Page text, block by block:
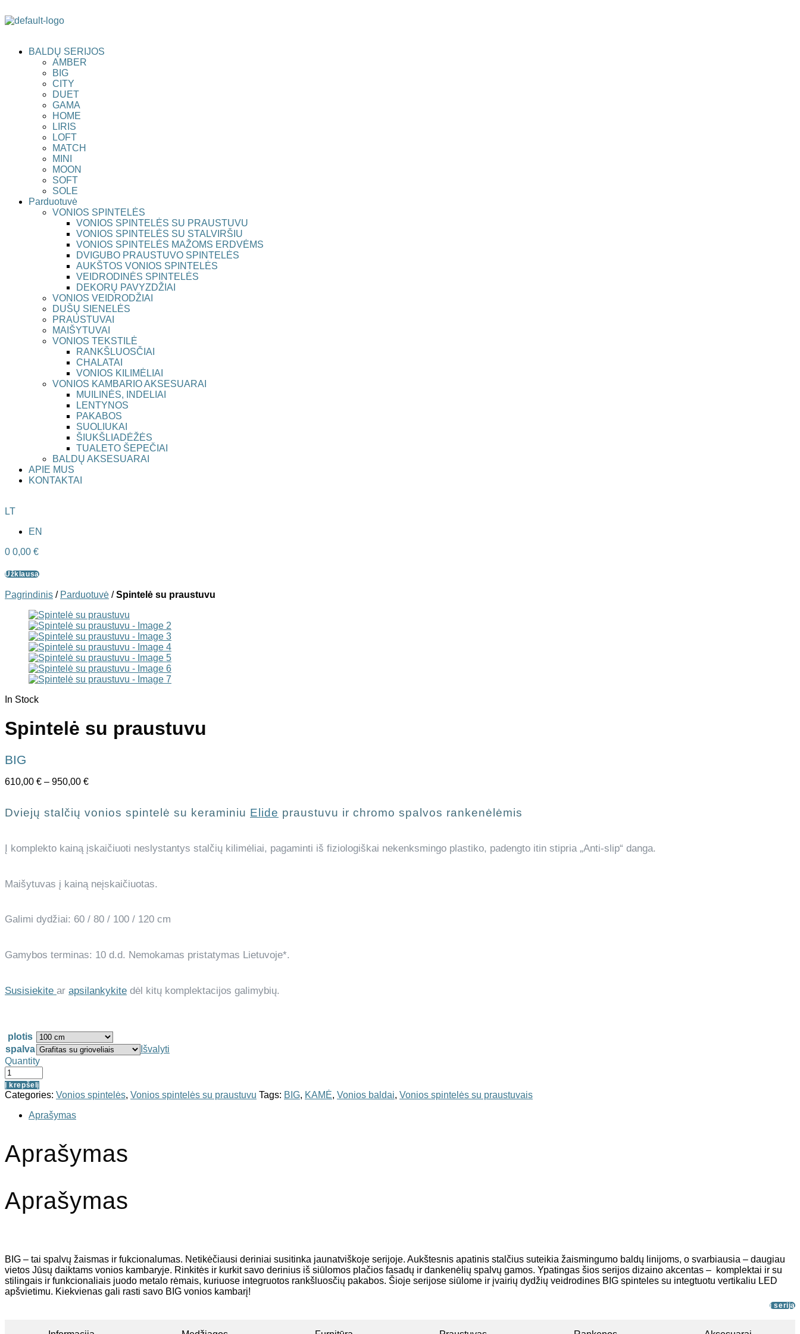
BALDŲ SERIJOS
AMBER
BIG
CITY
DUET
GAMA
HOME
LIRIS
LOFT
MATCH
MINI
MOON
SOFT
SOLE
Parduotuvė
VONIOS SPINTELĖS
VONIOS SPINTELĖS SU PRAUSTUVU
VONIOS SPINTELĖS SU STALVIRŠIU
VONIOS SPINTELĖS MAŽOMS ERDVĖMS
DVIGUBO PRAUSTUVO SPINTELĖS
AUKŠTOS VONIOS SPINTELĖS
VEIDRODINĖS SPINTELĖS
DEKORŲ PAVYZDŽIAI
VONIOS VEIDRODŽIAI
DUŠŲ SIENELĖS
PRAUSTUVAI
MAIŠYTUVAI
VONIOS TEKSTILĖ
RANKŠLUOSČIAI
CHALATAI
VONIOS KILIMĖLIAI
VONIOS KAMBARIO AKSESUARAI
MUILINĖS, INDELIAI
LENTYNOS
PAKABOS
SUOLIUKAI
ŠIUKŠLIADĖŽĖS
TUALETO ŠEPEČIAI
BALDŲ AKSESUARAI
APIE MUS
KONTAKTAI
LT
EN
0 0,00 €
Užklausa
Pagrindinis / Parduotuvė /Spintelė su praustuvu
In Stock
Spintelė su praustuvu
BIG
610,00 € – 950,00 €
Dviejų stalčių vonios spintelė su keraminiu Elide praustuvu ir chromo spalvos rankenėlėmis
Į komplekto kainą įskaičiuoti neslystantys stalčių kilimėliai, pagaminti iš fiziologiškai nekenksmingo plastiko, padengto itin stipria „Anti-slip“ danga.
Maišytuvas į kainą neįskaičiuotas.
Galimi dydžiai: 60 / 80 / 100 / 120 cm
Gamybos terminas: 10 d.d. Nemokamas pristatymas Lietuvoje*.
Susisiekite ar apsilankykite dėl kitų komplektacijos galimybių.
plotis
spalva
Išvalyti
Quantity
Į krepšelį
Categories: Vonios spintelės, Vonios spintelės su praustuvu Tags: BIG, KAMĖ, Vonios baldai, Vonios spintelės su praustuvais
Aprašymas
Aprašymas
Aprašymas
BIG – tai spalvų žaismas ir fukcionalumas. Netikėčiausi deriniai susitinka jaunatviškoje serijoje. Aukštesnis apatinis stalčius suteikia žaismingumo baldų linijoms, o svarbiausia – daugiau
vietos Jūsų daiktams vonios kambaryje. Rinkitės ir kurkit savo derinius iš siūlomos plačios fasadų ir dankenėlių spalvų gamos. Ypatingas šios serijos dizaino akcentas – komplektai ir su
stilingais ir funkcionaliais juodo metalo rėmais, kuriuose integruotos rankšluosčių pakabos. Šioje serijose siūlome ir įvairių dydžių veidrodines BIG spinteles su integtuotu vertikaliu LED
apšvietimu. Kiekvienas gali rasti savo BIG vonios kambarį!
į seriją